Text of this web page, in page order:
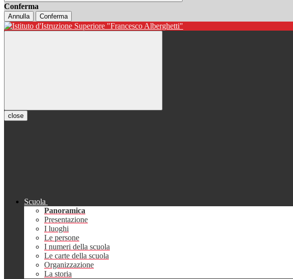
Conferma
Annulla Conferma
close
Scuola
Panoramica
Presentazione
I luoghi
Le persone
I numeri della scuola
Le carte della scuola
Organizzazione
La storia